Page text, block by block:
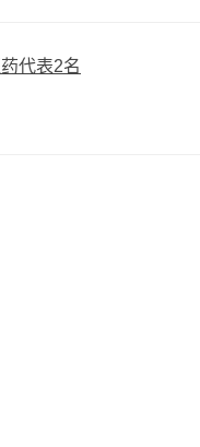
药代表2名